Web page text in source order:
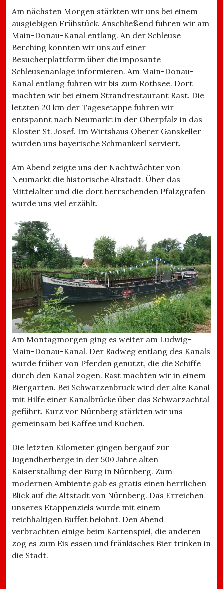
Am nächsten Morgen stärkten wir uns bei einem
ausgiebigen Frühstück. Anschließend fuhren wir am
Main-Donau-Kanal entlang. An der Schleuse
Berching konnten wir uns auf einer
Besucherplattform über die imposante
Schleusenanlage informieren. Am Main-Donau-
Kanal entlang fuhren wir bis zum Rothsee. Dort
machten wir bei einem Strandrestaurant Rast. Die
letzten 20 km der Tagesetappe fuhren wir
entspannt nach Neumarkt in der Oberpfalz in das
Kloster St. Josef. Im Wirtshaus Oberer Ganskeller
wurden uns bayerische Schmankerl serviert.
Am Abend zeigte uns der Nachtwächter von
Neumarkt die historische Altstadt. Über das
Mittelalter und die dort herrschenden Pfalzgrafen
wurde uns viel erzählt.
Am Montagmorgen ging es weiter am Ludwig-
Main-Donau-Kanal. Der Radweg entlang des Kanals
wurde früher von Pferden genutzt, die die Schiffe
durch den Kanal zogen. Rast machten wir in einem
Biergarten. Bei Schwarzenbruck wird der alte Kanal
mit Hilfe einer Kanalbrücke über das Schwarzachtal
geführt. Kurz vor Nürnberg stärkten wir uns
gemeinsam bei Kaffee und Kuchen.
Die letzten Kilometer gingen bergauf zur
Jugendherberge in der 500 Jahre alten
Kaiserstallung der Burg in Nürnberg. Zum
modernen Ambiente gab es gratis einen herrlichen
Blick auf die Altstadt von Nürnberg. Das Erreichen
unseres Etappenziels wurde mit einem
reichhaltigen Buffet belohnt. Den Abend
verbrachten einige beim Kartenspiel, die anderen
zog es zum Eis essen und fränkisches Bier trinken in
die Stadt.